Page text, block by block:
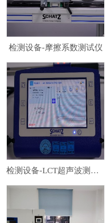
检测设备-摩擦系数测试仪
检测设备-LCT超声波测试仪